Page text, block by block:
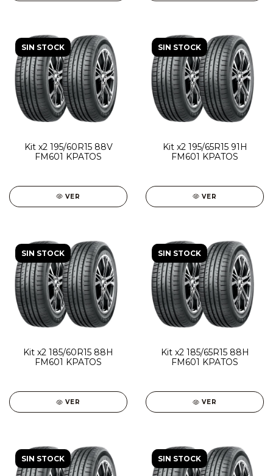
SIN STOCK
Kit x2 195/60R15 88V
FM601 KPATOS
VER
SIN STOCK
Kit x2 195/65R15 91H
FM601 KPATOS
VER
SIN STOCK
Kit x2 185/60R15 88H
FM601 KPATOS
VER
SIN STOCK
Kit x2 185/65R15 88H
FM601 KPATOS
VER
SIN STOCK SIN STOCK